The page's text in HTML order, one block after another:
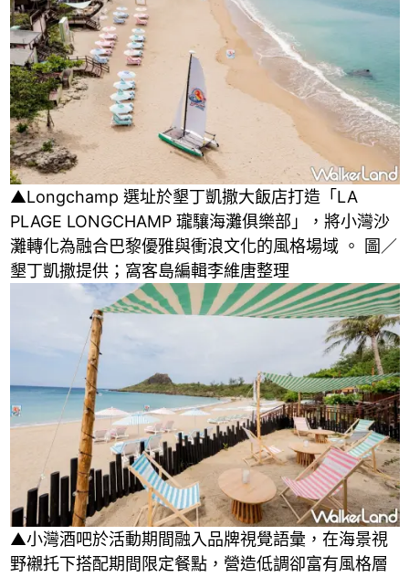
▲Longchamp 選址於墾丁凱撒大飯店打造「LA
PLAGE LONGCHAMP 瓏驤海灘俱樂部」，將小灣沙
灘轉化為融合巴黎優雅與衝浪文化的風格場域 。 圖／
墾丁凱撒提供；窩客島編輯李維唐整理
▲小灣酒吧於活動期間融入品牌視覺語彙，在海景視
野襯托下搭配期間限定餐點，營造低調卻富有風格層